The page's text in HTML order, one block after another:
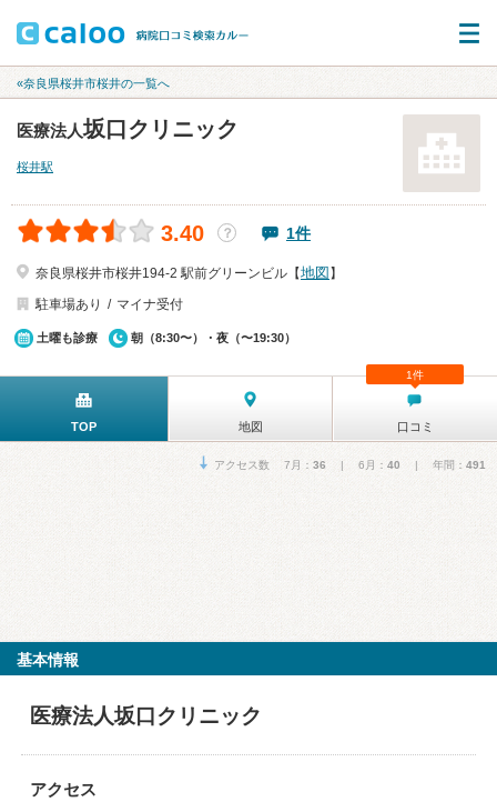
«奈良県桜井市桜井の一覧へ
医療法人坂口クリニック
桜井駅
3.40 ？ 1件
奈良県桜井市桜井194-2 駅前グリーンビル【地図 】
駐車場あり
マイナ受付
土曜も診療 朝（8:30〜）・夜（〜19:30）
TOP 地図 口コミ
1件
アクセス数 7月： 36 | 6月： 40 | 年間： 491
基本情報
医療法人坂口クリニック
アクセス